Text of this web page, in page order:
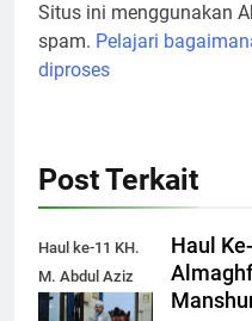
Situs ini menggunakan
spam. Pelajari
diproses
Post Terkait
Haul ke-11 KH.
M. Abdul Aziz
Manshur
Haul